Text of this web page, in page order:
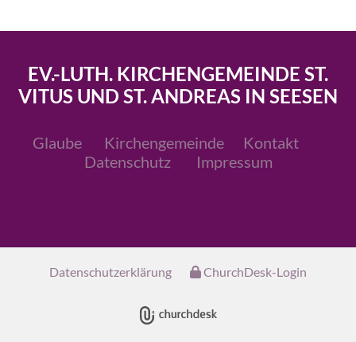
EV.-LUTH. KIRCHENGEMEINDE ST.
VITUS UND ST. ANDREAS IN SEESEN
Glaube Kirchengemeinde
Kontakt
Datenschutz
Impressum
Datenschutzerklärung ChurchDesk-Login